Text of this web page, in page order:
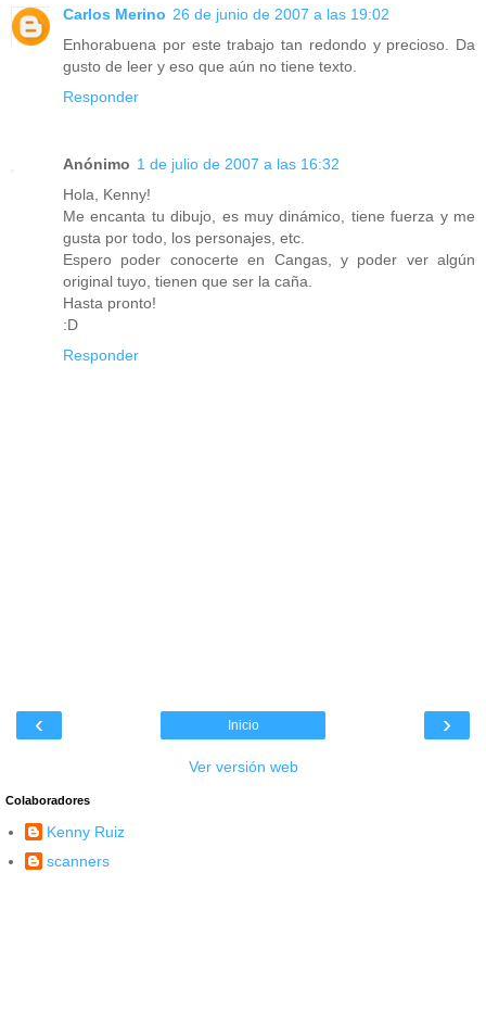
Carlos Merino 26 de junio de 2007 a las 19:02
Enhorabuena por este trabajo tan redondo y precioso. Da
gusto de leer y eso que aún no tiene texto.
Responder
Anónimo 1 de julio de 2007 a las 16:32
Hola, Kenny!
Me encanta tu dibujo, es muy dinámico, tiene fuerza y me
gusta por todo, los personajes, etc.
Espero poder conocerte en Cangas, y poder ver algún
original tuyo, tienen que ser la caña.
Hasta pronto!
:D
Responder
‹ ›
Inicio
Ver versión web
Colaboradores
Kenny Ruiz
scanners